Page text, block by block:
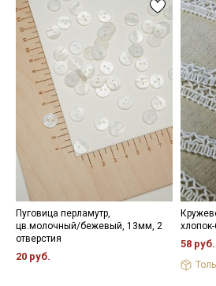
Пуговица перламутр,
цв.молочный/бежевый, 13мм, 2
отверстия
20 руб.
58 руб.